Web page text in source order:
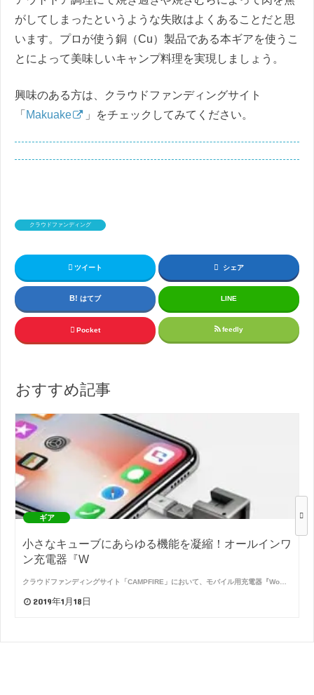
がしてしまったというような失敗はよくあることだと思
います。プロが使う銅（Cu）製品である本ギアを使うこ
とによって美味しいキャンプ料理を実現しましょう。
興味のある方は、クラウドファンディングサイト
「 Makuake 」をチェックしてみてください。
クラウドファンディング
ツイート シェア
はてブ LINE
Pocket feedly
おすすめ記事
ギア
小さなキューブにあらゆる機能を凝縮！オールインワ
ン充電器『W
クラウドファンディングサイト「CAMPFIRE」において、モバイル用充電器『Wo…
2019年1月18日